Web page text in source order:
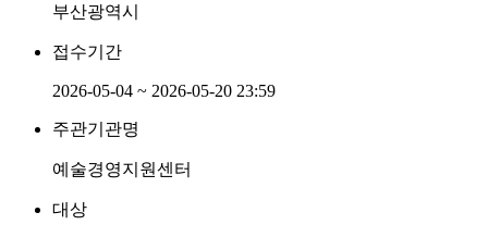
부산광역시
접수기간
2026-05-04 ~ 2026-05-20 23:59
주관기관명
예술경영지원센터
대상